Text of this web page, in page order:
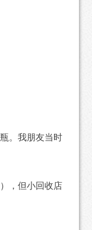
。我朋友当时
，但小回收店